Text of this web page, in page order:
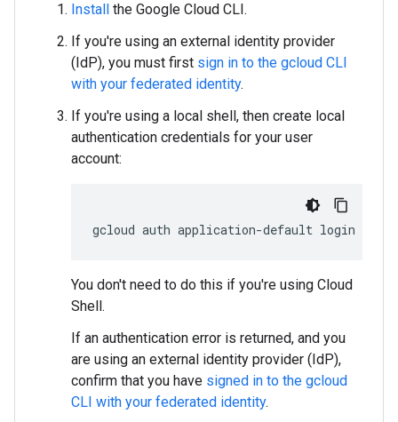
Install the Google Cloud CLI.
If you're using an external identity provider
(IdP), you must first sign in to the gcloud CLI
with your federated identity.
If you're using a local shell, then create local
authentication credentials for your user
account:
gcloud auth application-default login
You don't need to do this if you're using Cloud
Shell.
If an authentication error is returned, and you
are using an external identity provider (IdP),
confirm that you have signed in to the gcloud
CLI with your federated identity.